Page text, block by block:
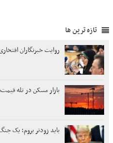
تازه ترین ها
روایت خبرنگاران
بازار مسکن در تله
باید زودتر بروم؛ یک